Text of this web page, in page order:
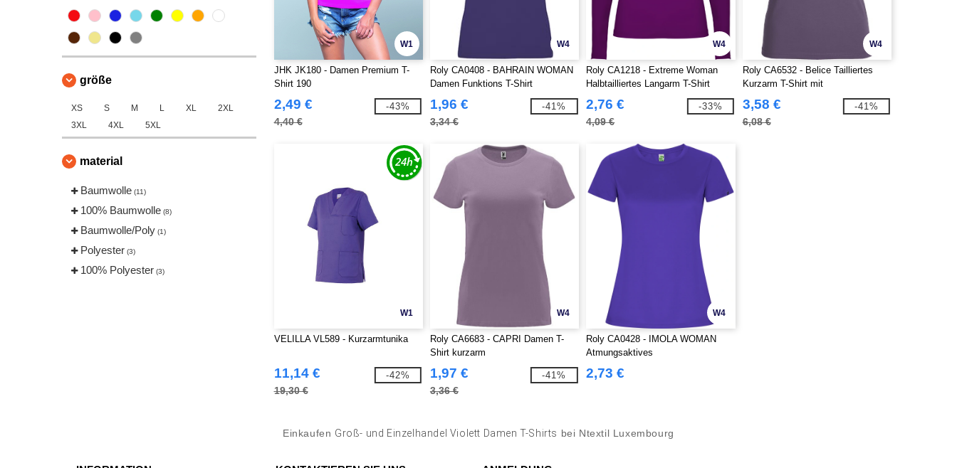
größe
XS S M L XL
2XL
3XL
4XL 5XL
material
Baumwolle (11)
100% Baumwolle (8)
Baumwolle/Poly (1)
Polyester (3)
100% Polyester (3)
W1
JHK JK180 - Damen Premium T-
Shirt 190
2,49 €
4,40 €
-43%
W4
Roly CA0408 - BAHRAIN WOMAN
Damen Funktions T-Shirt
1,96 €
3,34 €
-41%
W4
Roly CA1218 - Extreme Woman
Halbtailliertes Langarm T-Shirt
2,76 €
4,09 €
-33%
W4
Roly CA6532 - Belice Tailliertes
Kurzarm T-Shirt mit
Rundhalsausschnitt
3,58 €
6,08 €
-41%
W1
VELILLA VL589 - Kurzarmtunika
11,14 €
19,30 €
-42%
W4
Roly CA6683 - CAPRI Damen T-
Shirt kurzarm
1,97 €
3,36 €
-41%
W4
Roly CA0428 - IMOLA WOMAN
Atmungsaktives
2,73 €
Einkaufen Groß- und Einzelhandel Violett Damen T-Shirts bei Ntextil Luxembourg